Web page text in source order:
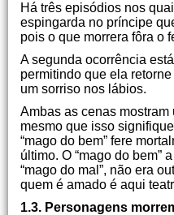
Há três episódios nos
espingarda no príncipe
pois o que morrera fôra o
A segunda ocorrência
permitindo que ela
um sorriso nos lábios.
Ambas as cenas
mesmo que isso
“mago do bem” fere
último. O “mago do bem”
“mago do mal”, não era
quem é amado é aqui
1.3. Personagens